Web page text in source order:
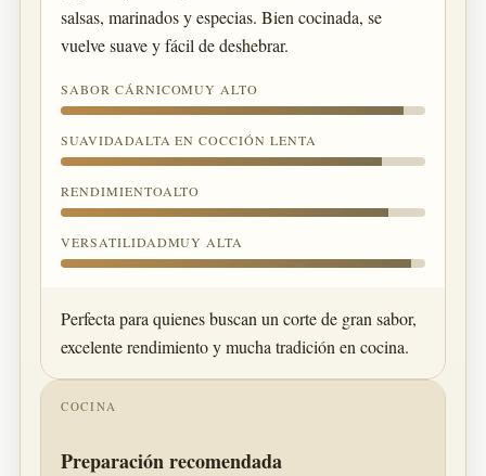
salsas, marinados y especias. Bien cocinada, se
vuelve suave y fácil de deshebrar.
SABOR CÁRNICOMUY ALTO
SUAVIDADALTA EN COCCIÓN LENTA
RENDIMIENTOALTO
VERSATILIDADMUY ALTA
Perfecta para quienes buscan un corte de gran sabor,
excelente rendimiento y mucha tradición en cocina.
COCINA
Preparación recomendada